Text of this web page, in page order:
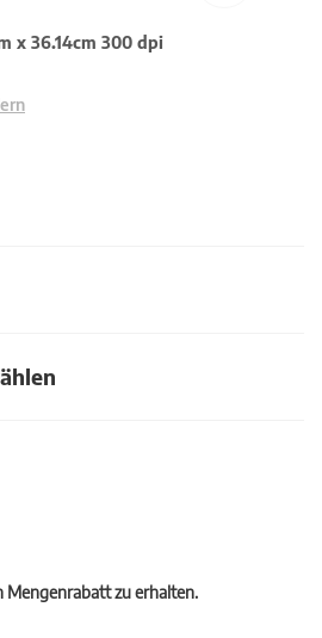
x 36.14cm 300 dpi
Mengenrabatt zu erhalten.